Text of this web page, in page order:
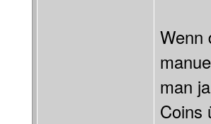
Wenn
man
Coins